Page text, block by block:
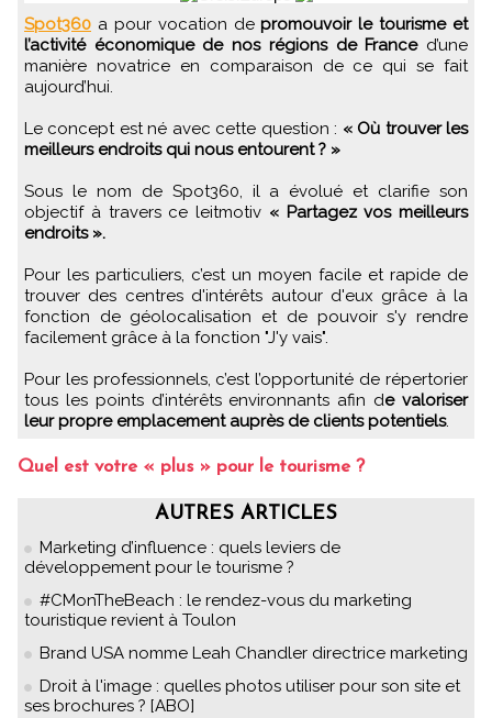
Spot360 a pour vocation depromouvoir le tourisme et
l’activité économique de nos régions de Franced’une
manière novatrice en comparaison de ce qui se fait
aujourd’hui.
Le concept est né avec cette question : « Où trouver les
meilleurs endroits qui nous entourent ? »
Sous le nom de Spot360, il a évolué et clarifie son
objectif à travers ce leitmotiv « Partagez vos meilleurs
endroits ».
Pour les particuliers, c’est un moyen facile et rapide de
trouver des centres d'intérêts autour d'eux grâce à la
fonction de géolocalisation et de pouvoir s'y rendre
facilement grâce à la fonction "J'y vais".
Pour les professionnels, c’est l’opportunité de répertorier
tous les points d’intérêts environnants afin de valoriser
leur propre emplacement auprès de clients potentiels.
Quel est votre « plus » pour le tourisme ?
AUTRES ARTICLES
Marketing d’influence : quels leviers de
développement pour le tourisme ?
#CMonTheBeach : le rendez-vous du marketing
touristique revient à Toulon
Brand USA nomme Leah Chandler directrice marketing
Droit à l'image : quelles photos utiliser pour son site et
ses brochures ? [ABO]